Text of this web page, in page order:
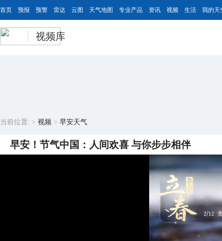
首页 预报 预警 雷达 云图 天气地图 专业产品 资讯 视频 生活 我的天
视频库
当前位置: > 视频 > 早安天气
早安！节气中国：人间欢喜 与你步步相伴